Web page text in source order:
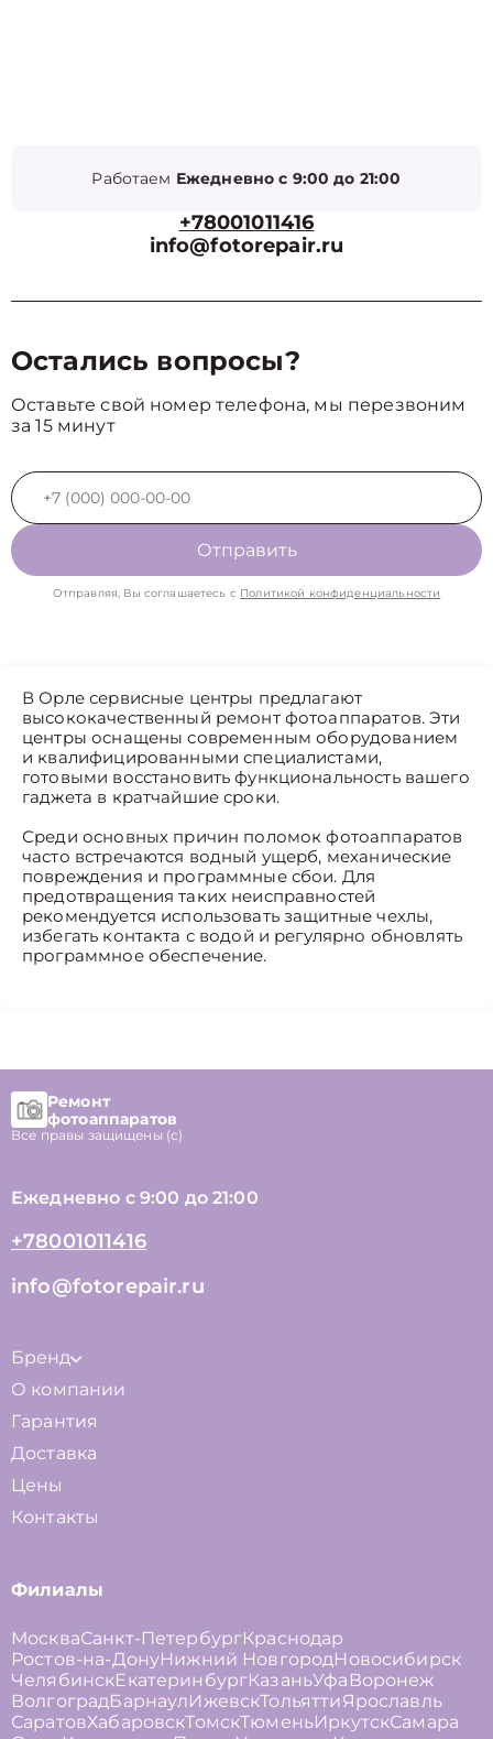
Работаем Ежедневно с 9:00 до 21:00
+78001011416
info@fotorepair.ru
Остались вопросы?
Оставьте свой номер телефона, мы перезвоним
за 15 минут
Отправить
Отправляя, Вы соглашаетесь с Политикой конфиденциальности
В Орле сервисные центры предлагают
высококачественный ремонт фотоаппаратов. Эти
центры оснащены современным оборудованием
и квалифицированными специалистами,
готовыми восстановить функциональность вашего
гаджета в кратчайшие сроки.
Среди основных причин поломок фотоаппаратов
часто встречаются водный ущерб, механические
повреждения и программные сбои. Для
предотвращения таких неисправностей
рекомендуется использовать защитные чехлы,
избегать контакта с водой и регулярно обновлять
программное обеспечение.
Ремонт
фотоаппаратов
Все правы защищены (с)
Ежедневно с 9:00 до 21:00
+78001011416
info@fotorepair.ru
Бренд
О компании
Гарантия
Доставка
Цены
Контакты
Филиалы
МоскваСанкт-ПетербургКраснодар
Ростов-на-ДонуНижний НовгородНовосибирск
ЧелябинскЕкатеринбургКазаньУфа Воронеж
ВолгоградБарнаулИжевскТольяттиЯрославль
СаратовХабаровскТомскТюменьИркутскСамара